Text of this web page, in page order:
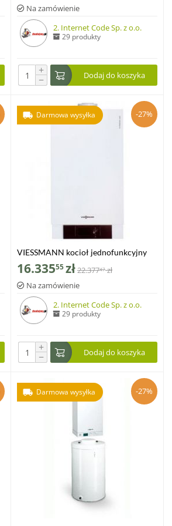
Na zamówienie
2. Internet Code Sp. z o.o.
29 produkty
+
− Dodaj do koszyka
Darmowa wysyłka -27%
VIESSMANN kocioł jednofunkcyjny
VITODENS 200-W 2,6-26,0 kW z
regulatorem stałotemperaturowym
Vitotronic 100, typ HC1B
16.33555zł22.37747 zł
Na zamówienie
2. Internet Code Sp. z o.o.
29 produkty
+
− Dodaj do koszyka
Darmowa wysyłka -27%